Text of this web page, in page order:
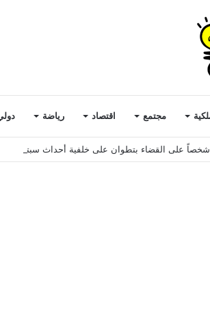
مجتمع اقتصاد رياضة